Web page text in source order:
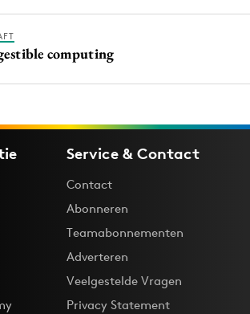
computing
Service & Contact
Contact
Abonneren
Teamabonnementen
Adverteren
Veelgestelde Vragen
Privacy Statement